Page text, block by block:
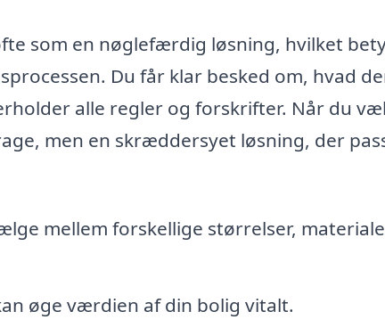
som en nøglefærdig løsning, hvilket
Du får klar besked om, hvad
alle regler og forskrifter. Når du
men en skræddersyet løsning, der
mellem forskellige størrelser,
øge værdien af din bolig vitalt.